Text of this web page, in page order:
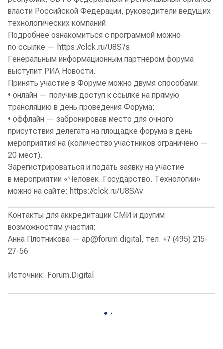
власти Российской Федерации, руководители ведущих
технологических компаний.
Подробнее ознакомиться с программой можно
по ссылке — https://clck.ru/U8S7s
Генеральным информационным партнером форума
выступит РИА Новости.
Принять участие в Форуме можно двумя способами:
• онлайн — получив доступ к ссылке на прямую
трансляцию в день проведения Форума;
• оффлайн — забронировав место для очного
присутствия делегата на площадке форума в день
мероприятия на (количество участников ограничено —
20 мест).
Зарегистрироваться и подать заявку на участие
в мероприятии «Человек. Государство. Технологии»
можно на сайте: https://clck.ru/U8SAv
Контакты для аккредитации СМИ и другим
возможностям участия:
Анна Плотникова — ap@forum.digital, тел. +7 (495) 215-
27-56
Источник: Forum.Digital